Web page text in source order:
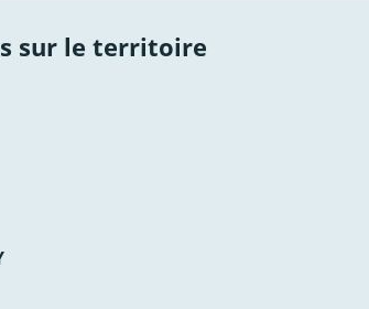
sur le territoire